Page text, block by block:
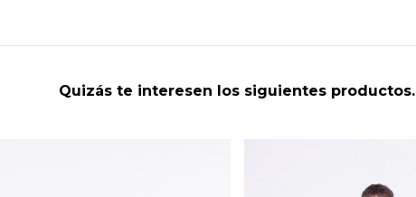
Quizás te interesen los siguientes productos.